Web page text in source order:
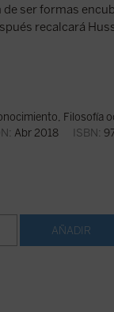
ser formas
recalcará
Filosofía
Abr 2018 ISBN: